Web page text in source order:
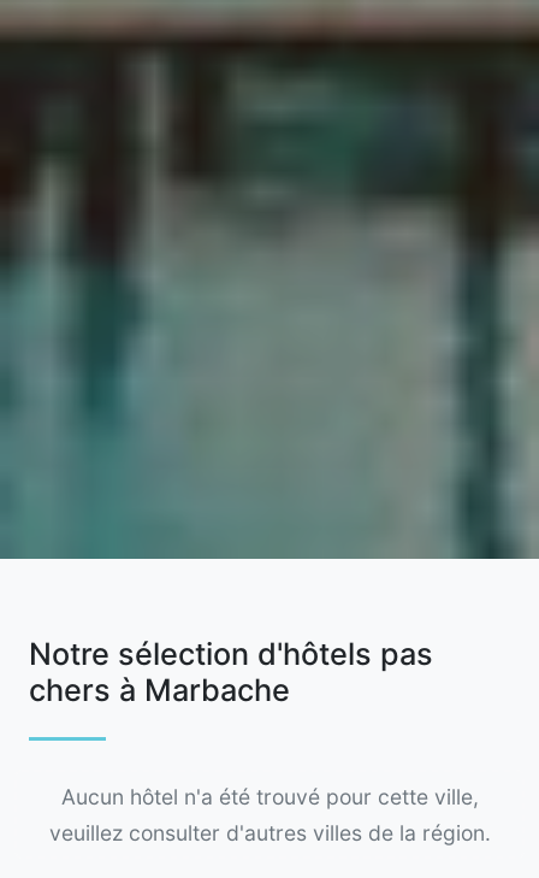
Notre sélection d'hôtels pas
chers à Marbache
Aucun hôtel n'a été trouvé pour cette ville,
veuillez consulter d'autres villes de la région.